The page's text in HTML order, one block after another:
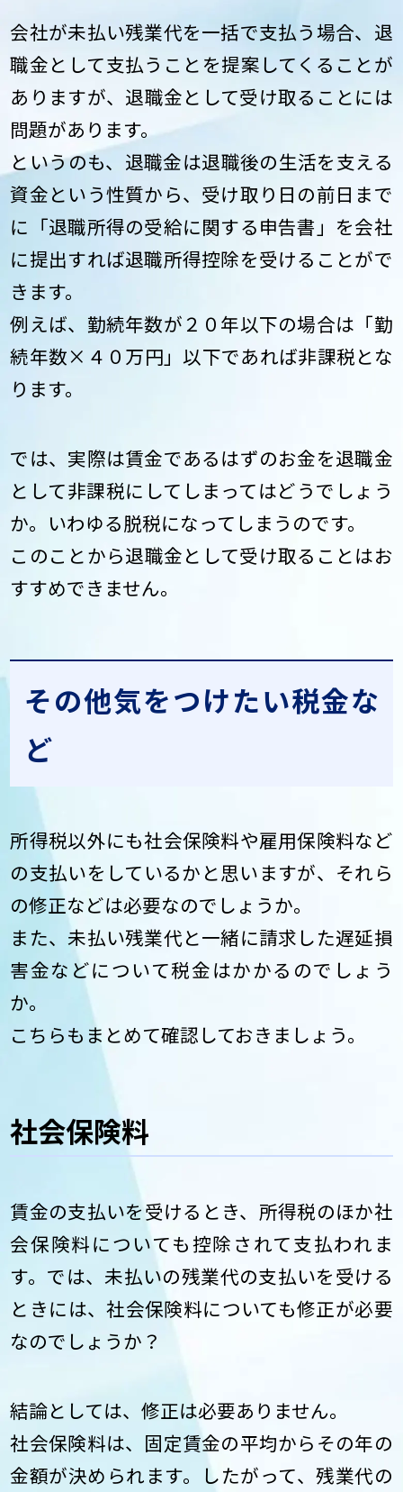
会社が未払い残業代を一括で支払う場合、退
職金として支払うことを提案してくることが
ありますが、退職金として受け取ることには
問題があります。
というのも、退職金は退職後の生活を支える
資金という性質から、受け取り日の前日まで
に「退職所得の受給に関する申告書」を会社
に提出すれば退職所得控除を受けることがで
きます。
例えば、勤続年数が２０年以下の場合は「勤
続年数×４０万円」以下であれば非課税とな
ります。
では、実際は賃金であるはずのお金を退職金
として非課税にしてしまってはどうでしょう
か。いわゆる脱税になってしまうのです。
このことから退職金として受け取ることはお
すすめできません。
その他気をつけたい税金な
ど
所得税以外にも社会保険料や雇用保険料など
の支払いをしているかと思いますが、それら
の修正などは必要なのでしょうか。
また、未払い残業代と一緒に請求した遅延損
害金などについて税金はかかるのでしょう
か。
こちらもまとめて確認しておきましょう。
社会保険料
賃金の支払いを受けるとき、所得税のほか社
会保険料についても控除されて支払われま
す。では、未払いの残業代の支払いを受ける
ときには、社会保険料についても修正が必要
なのでしょうか？
結論としては、修正は必要ありません。
社会保険料は、固定賃金の平均からその年の
金額が決められます。したがって、残業代の